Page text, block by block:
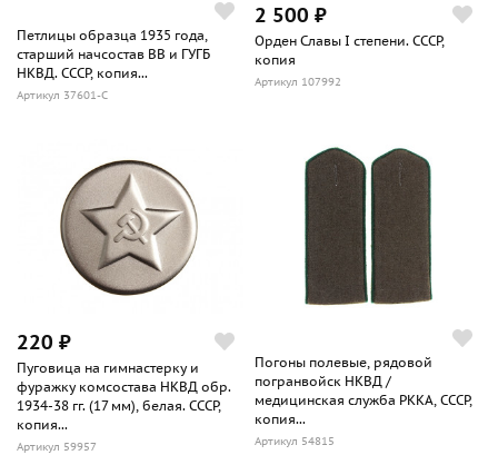
Петлицы образца 1935 года,
старший начсостав ВВ и ГУГБ
НКВД. СССР, копия...
Артикул 37601-С
2 500 ₽
Орден Славы I степени. СССР,
копия
Артикул 107992
220 ₽
Пуговица на гимнастерку и
фуражку комсостава НКВД обр.
1934-38 гг. (17 мм), белая. СССР,
копия...
Артикул 59957
Погоны полевые, рядовой
погранвойск НКВД /
медицинская служба РККА, СССР,
копия...
Артикул 54815